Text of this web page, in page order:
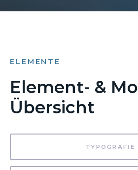
ELEMENTE
Element- &
Übersicht
TYPOGRAFIE